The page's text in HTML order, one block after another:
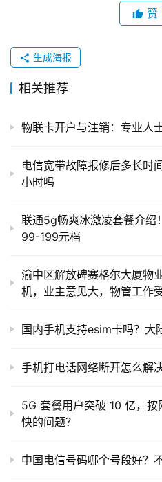
赞
生成海报
相关推荐
物联卡开户与注销：专业人
电信宽带故障报修后多长时
小时吗
联通5g畅爽冰激凌套餐介绍
99-199元档
渝中区解放碑赛格尔大厦物
机，业主意见大，物管工作
国内手机支持esim卡吗？大
手机打电话网络断开怎么解
5G 套餐用户突破 10 亿，
快的问题？
中国电信号码哪个号段好？